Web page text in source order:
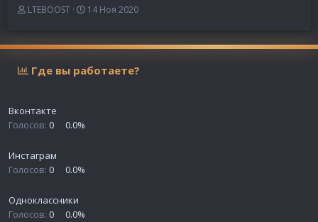
А
о
т
ы
LTEBOOST
Д
а
а
14 Ноя 2020
Где вы работаете?
Вконтакте
Голосов: 0 0.0%
Инстаграм
Голосов: 0 0.0%
Одноклассники
Голосов: 0 0.0%